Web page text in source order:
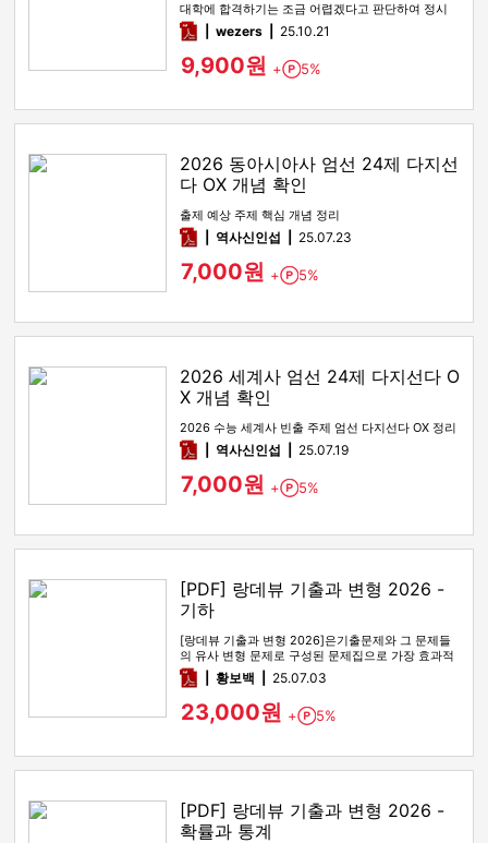
대학에 합격하기는 조금 어렵겠다고 판단하여 정시
전형을 노리며 재수를 시…
pdfwezers 25.10.21
9,900원 + Point
5%
2026 동아시아사 엄선 24제 다지선
다 OX 개념 확인
출제 예상 주제 핵심 개념 정리
pdf역사신인섭 25.07.23
7,000원 + Point
5%
2026 세계사 엄선 24제 다지선다 O
X 개념 확인
2026 수능 세계사 빈출 주제 엄선 다지선다 OX 정리
pdf역사신인섭 25.07.19
7,000원 + Point
5%
[PDF] 랑데뷰 기출과 변형 2026 -
기하
[랑데뷰 기출과 변형 2026]은기출문제와 그 문제들
의 유사 변형 문제로 구성된 문제집으로 가장 효과적
인 기출문제 공부 방법…
pdf황보백 25.07.03
23,000원 + Point
5%
[PDF] 랑데뷰 기출과 변형 2026 -
확률과 통계